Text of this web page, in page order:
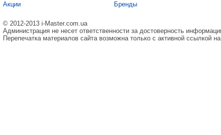
Акции
Бренды
© 2012-2013 i-Master.com.ua
Администрация не несет ответственности за достоверность
Перепечатка материалов сайта возможна только с активной ссылкой